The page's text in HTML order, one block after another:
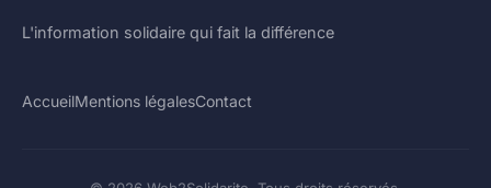
L'information solidaire qui fait la différence
AccueilMentions légalesContact